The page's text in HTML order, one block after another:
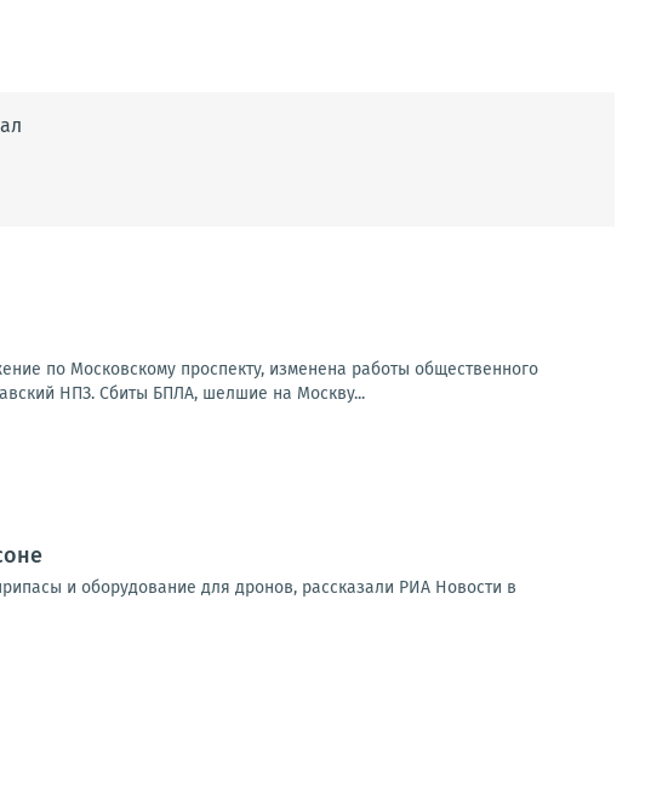
по Московскому проспекту, изменена работы общественного
НПЗ. Сбиты БПЛА, шелшие на Москву...
и оборудование для дронов, рассказали РИА Новости в